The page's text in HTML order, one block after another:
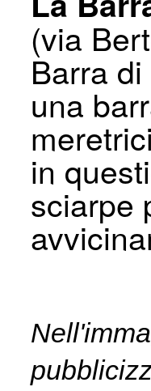
(via
Barra
una
in
sciarpe